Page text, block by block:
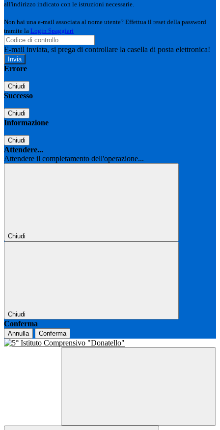
all'indirizzo indicato con le istruzioni necessarie.
Non hai una e-mail associata al nome utente? Effettua il reset della password
tramite la Login Spaggiari
E-mail inviata, si prega di controllare la casella di posta elettronica!
Errore
Chiudi
Successo
Chiudi
Informazione
Chiudi
Attendere...
Attendere il completamento dell'operazione...
Chiudi
Chiudi
Conferma
Annulla Conferma